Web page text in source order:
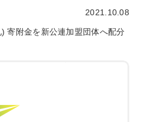
2021.10.08
寄附金を新公連加盟団体へ配分